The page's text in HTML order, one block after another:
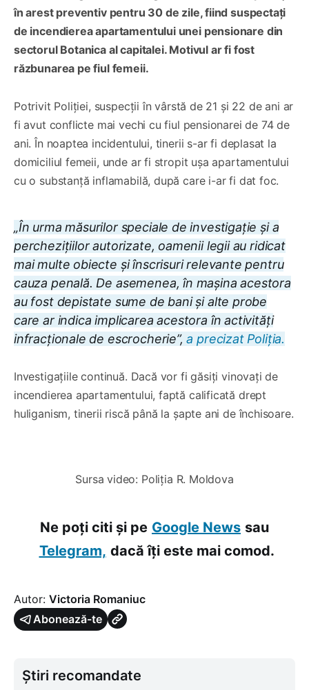
în arest preventiv pentru 30 de zile, fiind suspectați
de incendierea apartamentului unei pensionare din
sectorul Botanica al capitalei. Motivul ar fi fost
răzbunarea pe fiul femeii.
Potrivit Poliției, suspecții în vârstă de 21 și 22 de ani ar
fi avut conflicte mai vechi cu fiul pensionarei de 74 de
ani. În noaptea incidentului, tinerii s-ar fi deplasat la
domiciliul femeii, unde ar fi stropit ușa apartamentului
cu o substanță inflamabilă, după care i-ar fi dat foc.
„În urma măsurilor speciale de investigație și a
perchezițiilor autorizate, oamenii legii au ridicat
mai multe obiecte și înscrisuri relevante pentru
cauza penală. De asemenea, în mașina acestora
au fost depistate sume de bani și alte probe
care ar indica implicarea acestora în activități
infracționale de escrocherie”,a precizat Poliția.
Investigațiile continuă. Dacă vor fi găsiți vinovați de
incendierea apartamentului, faptă calificată drept
huliganism, tinerii riscă până la șapte ani de închisoare.
Sursa video: Poliția R. Moldova
Ne poți citi și pe Google News sau
Telegram, dacă îți este mai comod.
Autor: Victoria Romaniuc
Abonează-te
Știri recomandate